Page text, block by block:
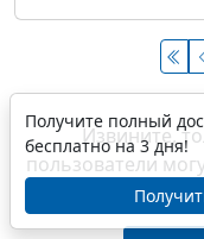
Извините,
пользователи
Получите полный
бесплатно на 3 дня!